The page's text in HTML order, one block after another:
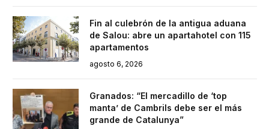
Fin al culebrón de la antigua aduana
de Salou: abre un apartahotel con 115
apartamentos
agosto 6, 2026
Granados: “El mercadillo de ‘top
manta’ de Cambrils debe ser el más
grande de Catalunya”